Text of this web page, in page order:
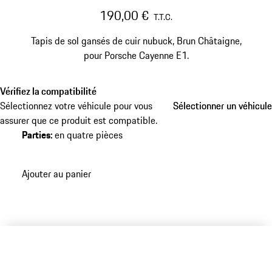
190,00 € T.T.C.
Tapis de sol gansés de cuir nubuck, Brun Châtaigne,
pour Porsche Cayenne E1.
Vérifiez la compatibilité
Sélectionnez votre véhicule pour vous
assurer que ce produit est compatible.
Sélectionner un véhicule
Sélectionner un véhicule
Parties:en quatre pièces
Ajouter au panier